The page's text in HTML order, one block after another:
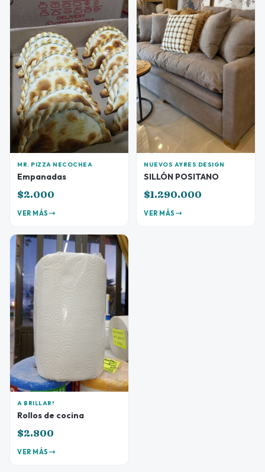
MR. PIZZA NECOCHEA
Empanadas
$2.000
VER MÁS
NUEVOS AYRES DESIGN
SILLÓN POSITANO
$1.290.000
VER MÁS
A BRILLAR!
Rollos de cocina
$2.800
VER MÁS